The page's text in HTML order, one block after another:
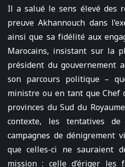
Il a salué le sens élevé des
preuve Akhannouch dans
ainsi que sa fidélité aux
Marocains, insistant sur la
président du gouvernement
son parcours politique –
ministre ou en tant que Chef
provinces du Sud du
contexte, les tentatives
campagnes de
que celles-ci ne sauraient
mission : celle d’ériger les